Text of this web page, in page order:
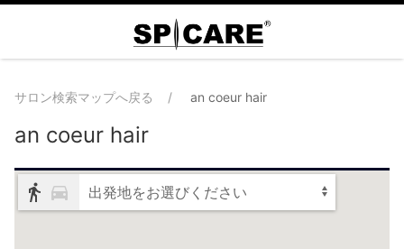
サロン検索マップへ戻る an coeur hair
an coeur hair
出発地をお選びください